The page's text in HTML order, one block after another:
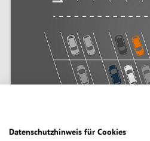
Datenschutzhinweis für Cookies